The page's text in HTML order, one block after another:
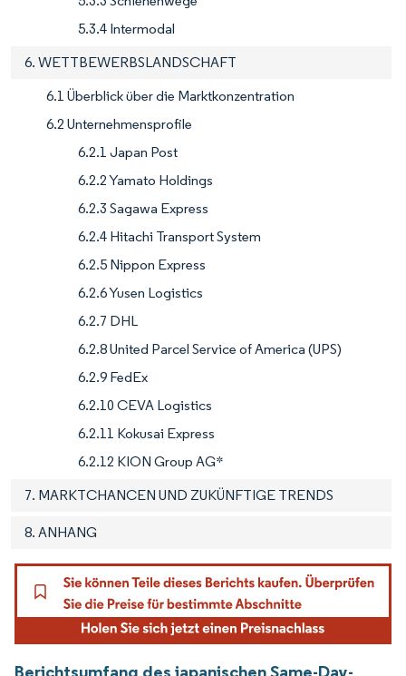
5.3.4 Intermodal
6. WETTBEWERBSLANDSCHAFT
6.1 Überblick über die Marktkonzentration
6.2 Unternehmensprofile
6.2.1 Japan Post
6.2.2 Yamato Holdings
6.2.3 Sagawa Express
6.2.4 Hitachi Transport System
6.2.5 Nippon Express
6.2.6 Yusen Logistics
6.2.7 DHL
6.2.8 United Parcel Service of America (UPS)
6.2.9 FedEx
6.2.10 CEVA Logistics
6.2.11 Kokusai Express
6.2.12 KION Group AG*
7. MARKTCHANCEN UND ZUKÜNFTIGE TRENDS
8. ANHANG
Berichtsumfang des japanischen Same-Day-